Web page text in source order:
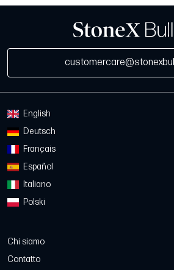
English
Deutsch
Français
Español
Italiano
Polski
Chi siamo
Contatto